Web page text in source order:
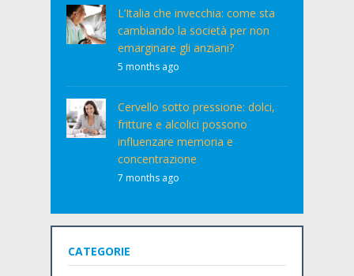
L’Italia che invecchia: come sta
cambiando la società per non
emarginare gli anziani?
5 months ago
Cervello sotto pressione: dolci,
fritture e alcolici possono
influenzare memoria e
concentrazione
7 months ago
CATEGORIE